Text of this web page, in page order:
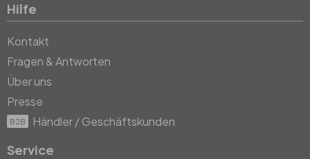
Hilfe
Kontakt
Fragen & Antworten
Über uns
Presse
B2B Händler / Geschäftskunden
Service